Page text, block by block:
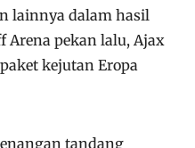
lainnya dalam hasil
Arena pekan lalu, Ajax
kejutan Eropa
tandang